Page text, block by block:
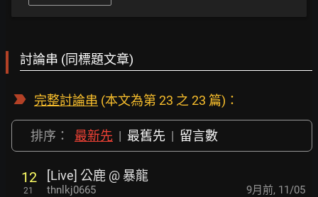
討論串 (同標題文章)
完整討論串 (本文為第 23 之 23 篇)：
排序： 最新先 | 最舊先 | 留言數
12
21
[Live] 公鹿 @ 暴龍
thnlkj0665 9月前, 11/05